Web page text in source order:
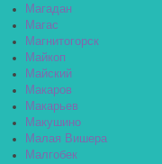
Магадан
Магас
Магнитогорск
Майкоп
Майский
Макаров
Макарьев
Макушино
Малая Вишера
Малгобек